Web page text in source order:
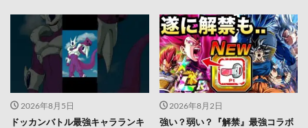
2026年8月5日
ドッカンバトル最強キャラランキ
2026年8月2日
強い？弱い？『解禁』最強コラボ